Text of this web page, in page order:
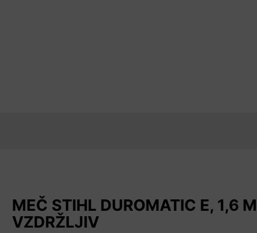
MEČ STIHL DUROMATIC E, 1,6
VZDRŽLJIV